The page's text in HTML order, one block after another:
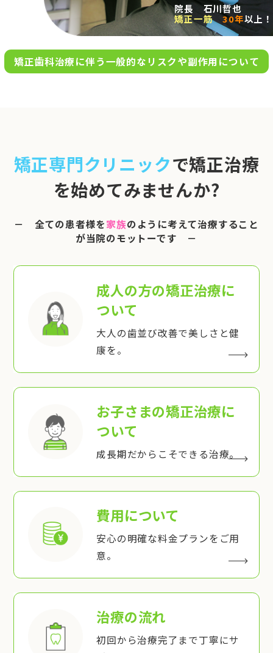
お問い合わせ
完全
0120-695-578
※日曜は不定期で診療してい
ます
院長 石川哲也
矯正一筋
30年以上！
矯正歯科治療に伴う一般的なリスクや副作用について
矯正専門クリニックで矯正治療
を始めてみませんか?
－ 全ての患者様を家族のように考えて治療すること
が当院のモットーです －
成人の方の矯正治療に
ついて
大人の歯並び改善で美しさと健
康を。
お子さまの矯正治療に
ついて
成長期だからこそできる治療。
費用について
安心の明確な料金プランをご用
意。
治療の流れ
初回から治療完了まで丁寧にサ